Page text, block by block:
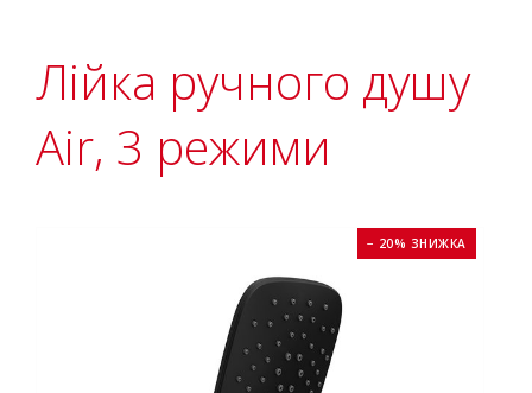
Лійка ручного душу
Air, 3 режими
− 20% ЗНИЖКА